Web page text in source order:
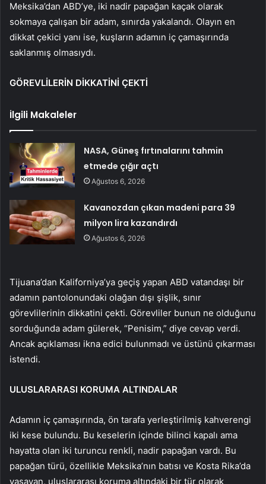
Meksika’dan ABD’ye, iki nadir papağan kaçak olarak
sokmaya çalışan bir adam, sınırda yakalandı. Olayın en
dikkat çekici yanı ise, kuşların adamın iç çamaşırında
saklanmış olmasıydı.
GÖREVLİLERİN DİKKATİNİ ÇEKTİ
İlgili Makaleler
NASA, Güneş fırtınalarını tahmin
etmede çığır açtı
Ağustos 6, 2026
Kavanozdan çıkan madeni para 39
milyon lira kazandırdı
Ağustos 6, 2026
Tijuana’dan Kaliforniya’ya geçiş yapan ABD vatandaşı bir
adamın pantolonundaki olağan dışı şişlik, sınır
görevlilerinin dikkatini çekti. Görevliler bunun ne olduğunu
sorduğunda adam gülerek, “Penisim,” diye cevap verdi.
Ancak açıklaması ikna edici bulunmadı ve üstünü çıkarması
istendi.
ULUSLARARASI KORUMA ALTINDALAR
Adamın iç çamaşırında, ön tarafa yerleştirilmiş kahverengi
iki kese bulundu. Bu keselerin içinde bilinci kapalı ama
hayatta olan iki turuncu renkli, nadir papağan vardı. Bu
papağan türü, özellikle Meksika’nın batısı ve Kosta Rika’da
yaşayan, uluslararası koruma altındaki bir tür olarak